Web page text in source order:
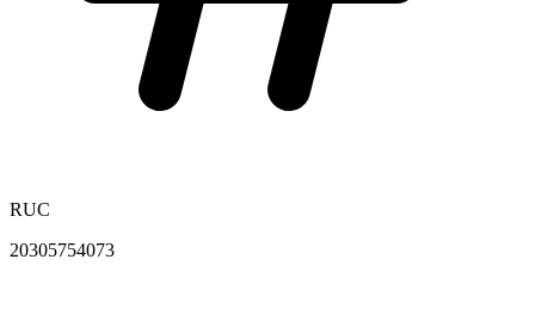
RUC
20305754073